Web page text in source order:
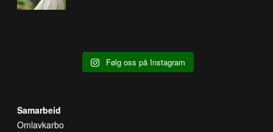
Følg oss på Instagram
Samarbeid
Omlavkarbo